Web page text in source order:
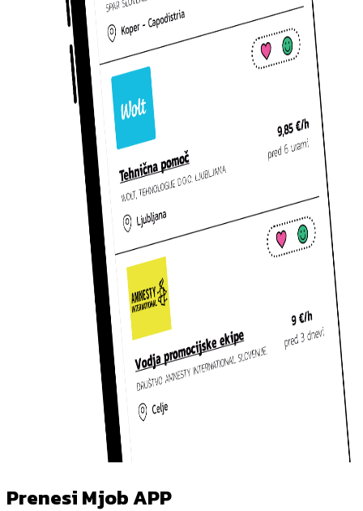
Prenesi Mjob APP